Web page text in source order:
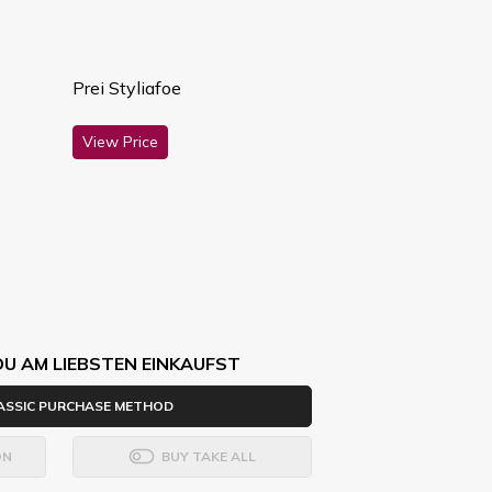
Prei Styliafoe
View Price
AM LIEBSTEN EINKAUFST
PURCHASE METHOD
BUY TAKE ALL